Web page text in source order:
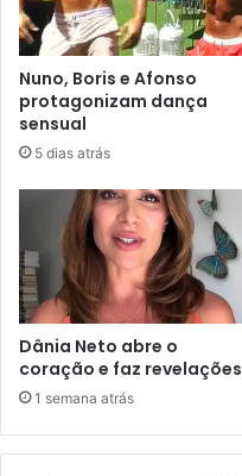
Nuno, Boris e Afonso
protagonizam dança
sensual
5 dias atrás
Dânia Neto abre o
coração e faz revelações
1 semana atrás